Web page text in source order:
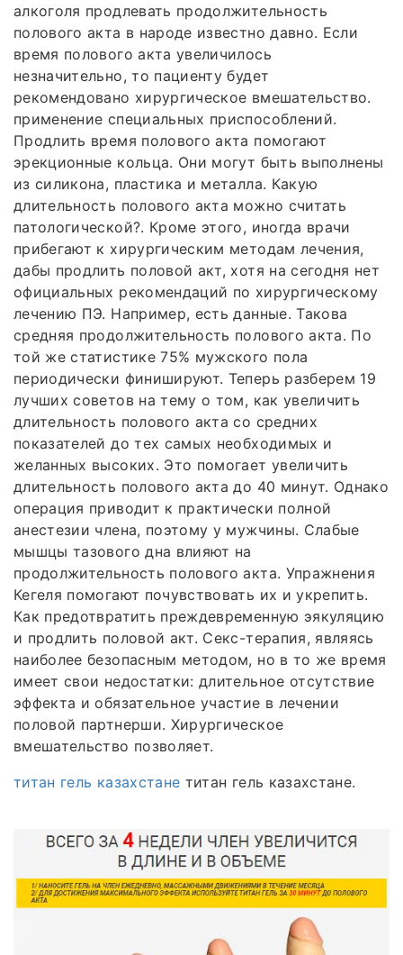
алкоголя продлевать продолжительность
полового акта в народе известно давно. Если
время полового акта увеличилось
незначительно, то пациенту будет
рекомендовано хирургическое вмешательство.
применение специальных приспособлений.
Продлить время полового акта помогают
эрекционные кольца. Они могут быть выполнены
из силикона, пластика и металла. Какую
длительность полового акта можно считать
патологической?. Кроме этого, иногда врачи
прибегают к хирургическим методам лечения,
дабы продлить половой акт, хотя на сегодня нет
официальных рекомендаций по хирургическому
лечению ПЭ. Например, есть данные. Такова
средняя продолжительность полового акта. По
той же статистике 75% мужского пола
периодически финишируют. Теперь разберем 19
лучших советов на тему о том, как увеличить
длительность полового акта со средних
показателей до тех самых необходимых и
желанных высоких. Это помогает увеличить
длительность полового акта до 40 минут. Однако
операция приводит к практически полной
анестезии члена, поэтому у мужчины. Слабые
мышцы тазового дна влияют на
продолжительность полового акта. Упражнения
Кегеля помогают почувствовать их и укрепить.
Как предотвратить преждевременную эякуляцию
и продлить половой акт. Секс-терапия, являясь
наиболее безопасным методом, но в то же время
имеет свои недостатки: длительное отсутствие
эффекта и обязательное участие в лечении
половой партнерши. Хирургическое
вмешательство позволяет.
титан гель казахстане титан гель казахстане.